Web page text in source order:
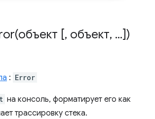
объект [, объект, ...])
: Error
на консоль, форматирует его как
трассировку стека.